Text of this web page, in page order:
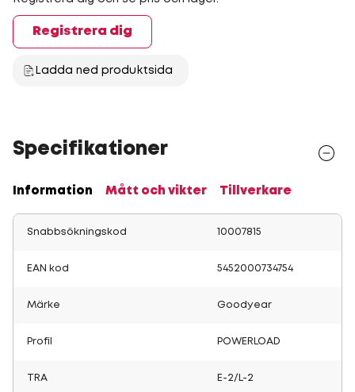
Registrera dig
Ladda ned produktsida
Specifikationer
Information Mått och vikter Tillverkare
Snabbsökningskod 10007815
EAN kod 5452000734754
Märke Goodyear
Profil POWERLOAD
TRA E-2/L-2